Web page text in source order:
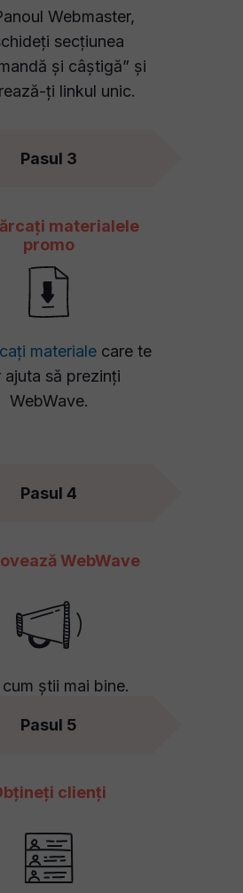
clienți
Pasul 5
știi mai bine.
WebWave
Pasul 4
materialecare te
ajuta să prezinți
WebWave.
materialele
promo
Pasul 3
Webmaster,
secțiunea
și câștigă” și
ți linkul unic.